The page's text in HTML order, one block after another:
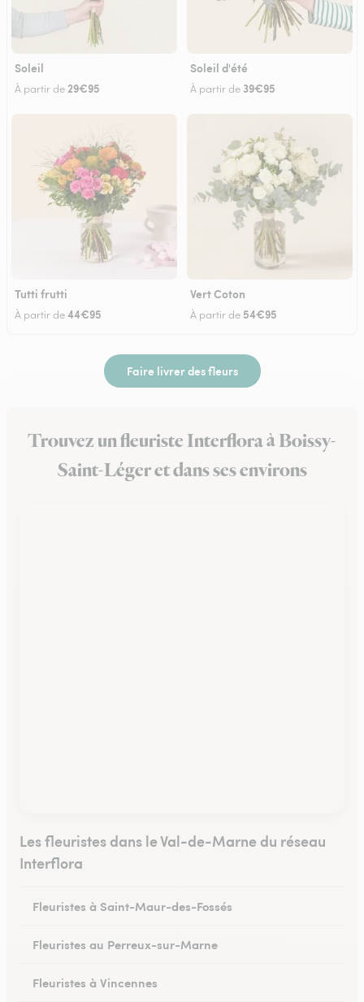
Soleil
À partir de 29€95
Soleil d'été
À partir de 39€95
Tutti frutti
À partir de44€95
Vert Coton
À partir de 54€95
Faire livrer des fleurs
Trouvez un fleuriste Interflora à Boissy-
Saint-Léger et dans ses environs
Les fleuristes dans le Val-de-Marne du réseau
Interflora
Fleuristes à Saint-Maur-des-Fossés
Fleuristes au Perreux-sur-Marne
Fleuristes à Vincennes